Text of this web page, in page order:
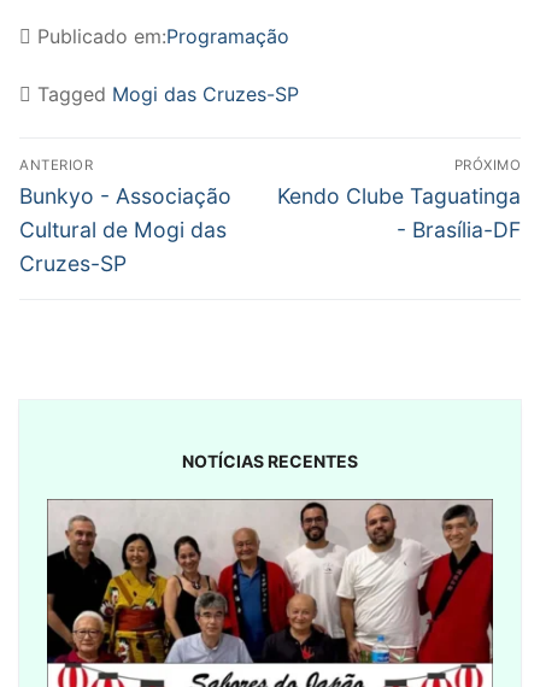
Publicado em:Programação
Tagged Mogi das Cruzes-SP
Navegação
de
Post
ANTERIOR
Post
anterior:
Bunkyo - Associação
Cultural de Mogi das
Cruzes-SP
PRÓXIMO
Próximo
Kendo Clube Taguatinga
- Brasília-DF
NOTÍCIAS RECENTES